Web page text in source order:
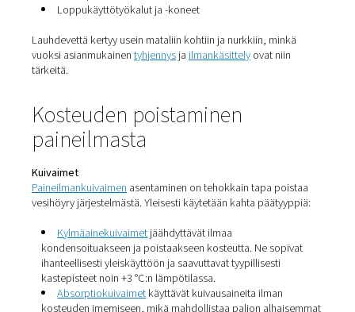
Epätasainen tuotteiden laatu
lääketeollisuudessa ja elektroniikassa
Suodattimien ja suuttimien tukkeutuminen
Vaikka se ei olisikaan näkyvissä, liiallinen kosteus voi
Mihin kosteutta kertyy
Vesi ei jää pelkästään kompressoriin. Se näkyy koko
paineilmajärjestelmässä erityisesti seuraavissa: